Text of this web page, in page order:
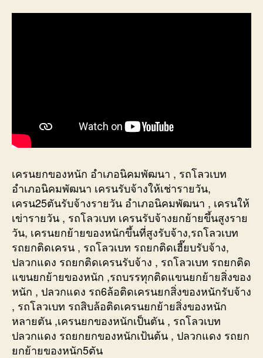
เครนยกของหนัก อำเภอนิคมพัฒนา , รถโลวเบท
อำเภอนิคมพัฒนา เครนรับจ้างให้เช่ารายวัน,
เครน25ตันรับจ้างรายวัน อำเภอนิคมพัฒนา , เครนให้
เข่ารายวัน , รถโลวเบท เครนรับจ้างยกย้ายขึ้นสูงราย
วัน, เครนยกย้ายของหนักขึ้นที่สูงรับจ้าง,รถโลวเบท
รถยกติดเครน , รถโลวเบท รถยกติดเฮี๊ยบรับจ้าง,
ปลวกแดง รถยกติดเครนรับจ้าง , รถโลวเบท รถยกติด
แขนยกย้ายของหนัก ,รถบรรทุกติดแขนยกย้ายสิ่งของ
หนัก , ปลวกแดง รถ6ล้อติดเครนยกสิ่งของหนักรับจ้าง
, รถโลวเบท รถสิบล้อติดเครนยกย้ายสิ่งของหนัก
หลายตัน ,เครนยกของหนักเป็นตัน , รถโลวเบท
ปลวกแดง รถยกยกของหนักเป้นต้น , ปลวกแดง รถยก
ยกย้ายของหนัก5ตัน